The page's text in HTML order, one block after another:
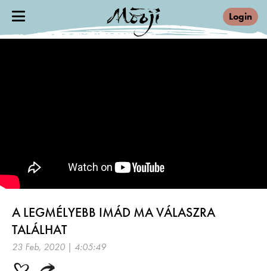
Login
A LEGMÉLYEBB IMÁD MA VÁLASZRA
TALÁLHAT
23 Feb, 2020 | 4:05:49